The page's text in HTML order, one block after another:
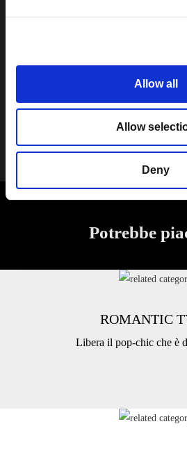
Allow all
Allow
Deny
Scegli fra sette sfumature, oppure
diversi per donare luce a qualsiasi
Potrebbe
ROMANTIC
Libera il pop-chic che è